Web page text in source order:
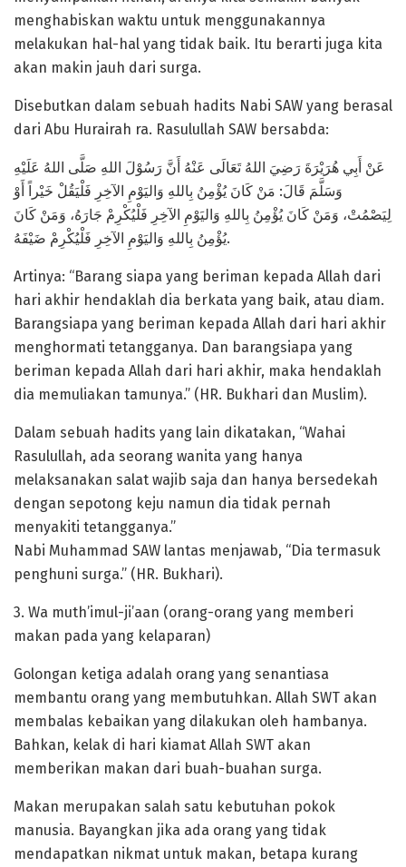
menghabiskan waktu untuk menggunakannya
melakukan hal-hal yang tidak baik. Itu berarti juga kita
akan makin jauh dari surga.
Disebutkan dalam sebuah hadits Nabi SAW yang berasal
dari Abu Hurairah ra. Rasulullah SAW bersabda:
وَسَلَّمَ قَالَ: مَنْ كَانَ يُؤْمِنُ بِاللهِ وَاليَوْمِ الآخِرِ فَلْيَقُلْ خَيْراً أَوْ
لِيَصْمُتْ، وَمَنْ كَانَ يُؤْمِنُ بِاللهِ وَاليَوْمِ الآخِرِ فَلْيُكْرِمْ جَارَهُ، وَمَنْ كَانَ
يُؤْمِنُ بِاللهِ وَاليَوْمِ الآخِرِ فَلْيُكْرِمْ ضَيْفَهُ.
Artinya: “Barang siapa yang beriman kepada Allah dari
hari akhir hendaklah dia berkata yang baik, atau diam.
Barangsiapa yang beriman kepada Allah dari hari akhir
menghormati tetangganya. Dan barangsiapa yang
beriman kepada Allah dari hari akhir, maka hendaklah
dia memuliakan tamunya.” (HR. Bukhari dan Muslim).
Dalam sebuah hadits yang lain dikatakan, “Wahai
Rasulullah, ada seorang wanita yang hanya
melaksanakan salat wajib saja dan hanya bersedekah
dengan sepotong keju namun dia tidak pernah
menyakiti tetangganya.”
Nabi Muhammad SAW lantas menjawab, “Dia termasuk
penghuni surga.” (HR. Bukhari).
3. Wa muth’imul-ji’aan (orang-orang yang memberi
makan pada yang kelaparan)
Golongan ketiga adalah orang yang senantiasa
membantu orang yang membutuhkan. Allah SWT akan
membalas kebaikan yang dilakukan oleh hambanya.
Bahkan, kelak di hari kiamat Allah SWT akan
memberikan makan dari buah-buahan surga.
Makan merupakan salah satu kebutuhan pokok
manusia. Bayangkan jika ada orang yang tidak
mendapatkan nikmat untuk makan, betapa kurang